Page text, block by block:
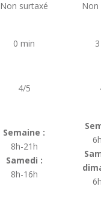
Non surtaxé Non
0 min
4/5
Semaine :
8h-21h
Samedi :
8h-16h